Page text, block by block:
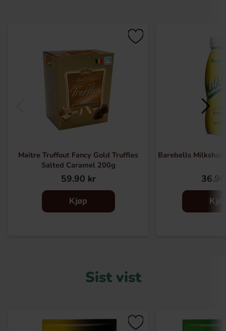
Maitre Truffout Fancy Gold Truffles
Salted Caramel 200g
59.90 kr
Kjøp
Barebells
Sist vist